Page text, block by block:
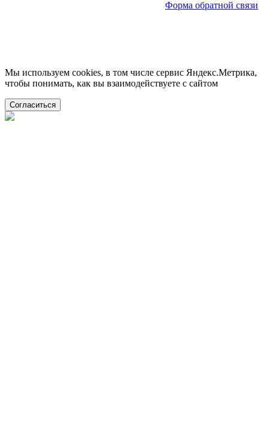
Форма обратной связи
Мы используем cookies, в том числе сервис Яндекс.Метрика,
чтобы понимать, как вы взаимодействуете с сайтом
Согласиться